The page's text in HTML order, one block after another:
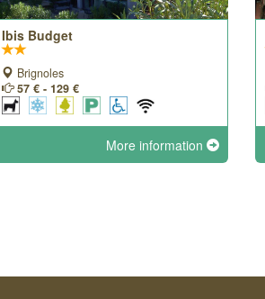
Ibis Budget
Brignoles
57 € - 129 €
More information